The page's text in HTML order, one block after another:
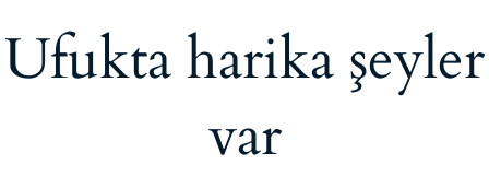
Ufukta harika şeyler
var